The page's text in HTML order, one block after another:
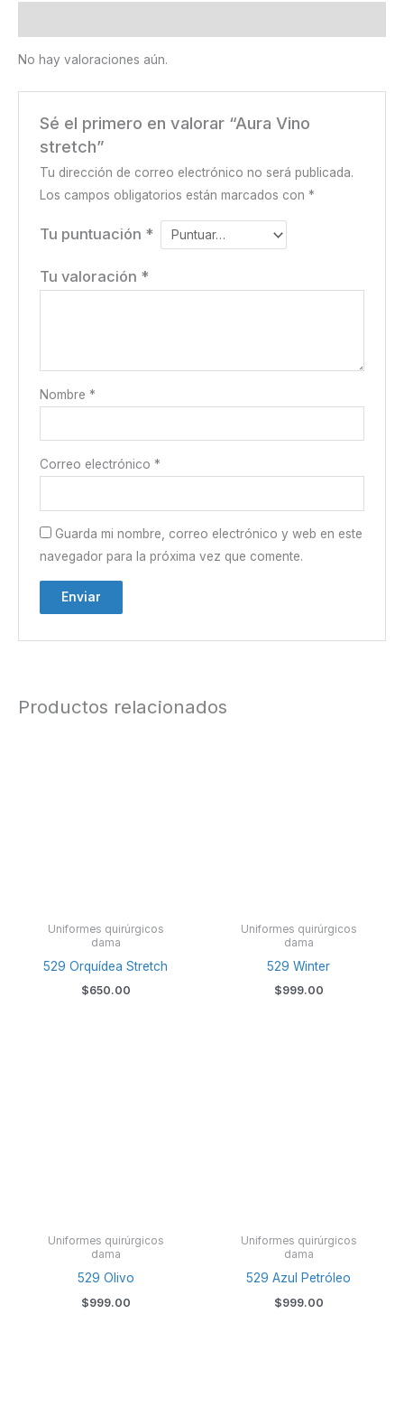
No hay valoraciones aún.
Sé el primero en valorar “Aura Vino
stretch”
Tu dirección de correo electrónico no será publicada.
Los campos obligatorios están marcados con *
Tu puntuación *
Tu valoración *
Nombre *
Correo electrónico *
Guarda mi nombre, correo electrónico y web en este
navegador para la próxima vez que comente.
Productos relacionados
Uniformes quirúrgicos
dama
529 Orquídea Stretch
$650.00
Uniformes quirúrgicos
dama
529 Winter
$999.00
Uniformes quirúrgicos
dama
529 Olivo
$999.00
Uniformes quirúrgicos
dama
529 Azul Petróleo
$999.00